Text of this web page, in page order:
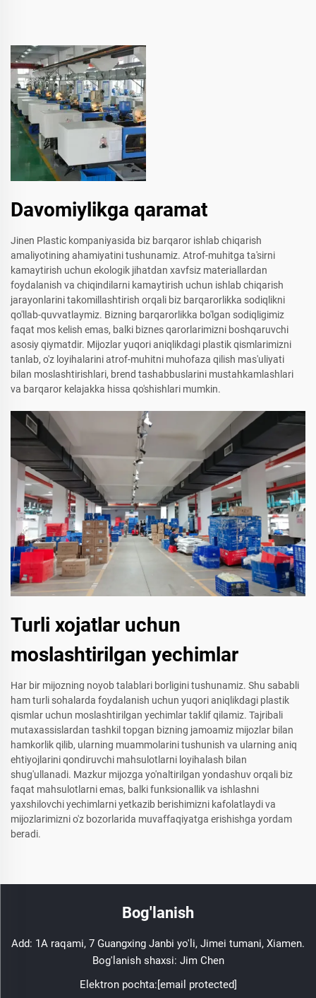
Davomiylikga qaramat
Jinen Plastic kompaniyasida biz barqaror ishlab chiqarish
amaliyotining ahamiyatini tushunamiz. Atrof-muhitga ta'sirni
kamaytirish uchun ekologik jihatdan xavfsiz materiallardan
foydalanish va chiqindilarni kamaytirish uchun ishlab chiqarish
jarayonlarini takomillashtirish orqali biz barqarorlikka sodiqlikni
qo'llab-quvvatlaymiz. Bizning barqarorlikka bo'lgan sodiqligimiz
faqat mos kelish emas, balki biznes qarorlarimizni boshqaruvchi
asosiy qiymatdir. Mijozlar yuqori aniqlikdagi plastik qismlarimizni
tanlab, o'z loyihalarini atrof-muhitni muhofaza qilish mas'uliyati
bilan moslashtirishlari, brend tashabbuslarini mustahkamlashlari
va barqaror kelajakka hissa qo'shishlari mumkin.
Turli xojatlar uchun
moslashtirilgan yechimlar
Har bir mijozning noyob talablari borligini tushunamiz. Shu sababli
ham turli sohalarda foydalanish uchun yuqori aniqlikdagi plastik
qismlar uchun moslashtirilgan yechimlar taklif qilamiz. Tajribali
mutaxassislardan tashkil topgan bizning jamoamiz mijozlar bilan
hamkorlik qilib, ularning muammolarini tushunish va ularning aniq
ehtiyojlarini qondiruvchi mahsulotlarni loyihalash bilan
shug'ullanadi. Mazkur mijozga yo'naltirilgan yondashuv orqali biz
faqat mahsulotlarni emas, balki funksionallik va ishlashni
yaxshilovchi yechimlarni yetkazib berishimizni kafolatlaydi va
mijozlarimizni o'z bozorlarida muvaffaqiyatga erishishga yordam
beradi.
Bog'lanish
Add: 1A raqami, 7 Guangxing Janbi yo'li, Jimei tumani, Xiamen.
Bog'lanish shaxsi: Jim Chen
Elektron pochta:[email protected]